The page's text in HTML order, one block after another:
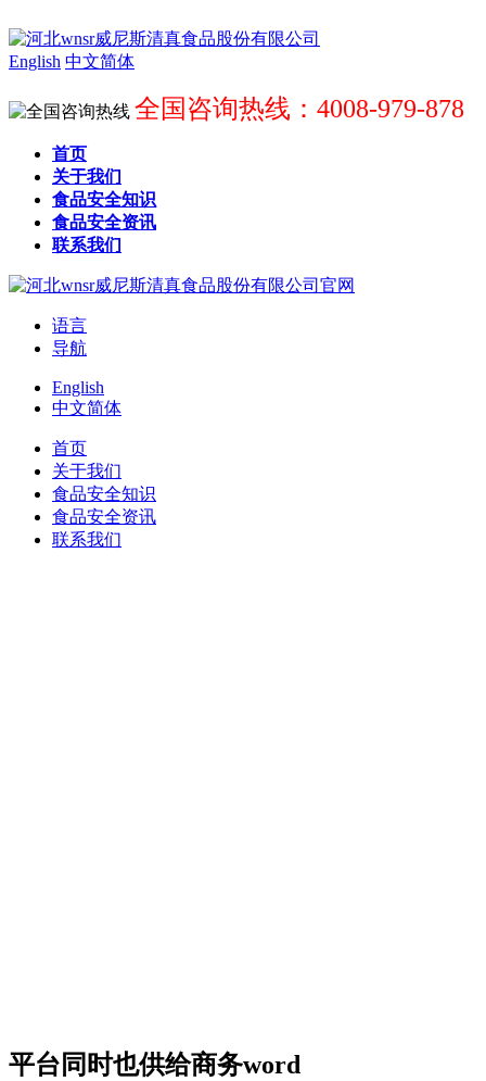
English 中文简体
全国咨询热线：4008-979-878
首页
关于我们
食品安全知识
食品安全资讯
联系我们
语言
导航
English
中文简体
首页
关于我们
食品安全知识
食品安全资讯
联系我们
平台同时也供给商务word